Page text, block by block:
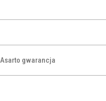
Asarto gwarancja